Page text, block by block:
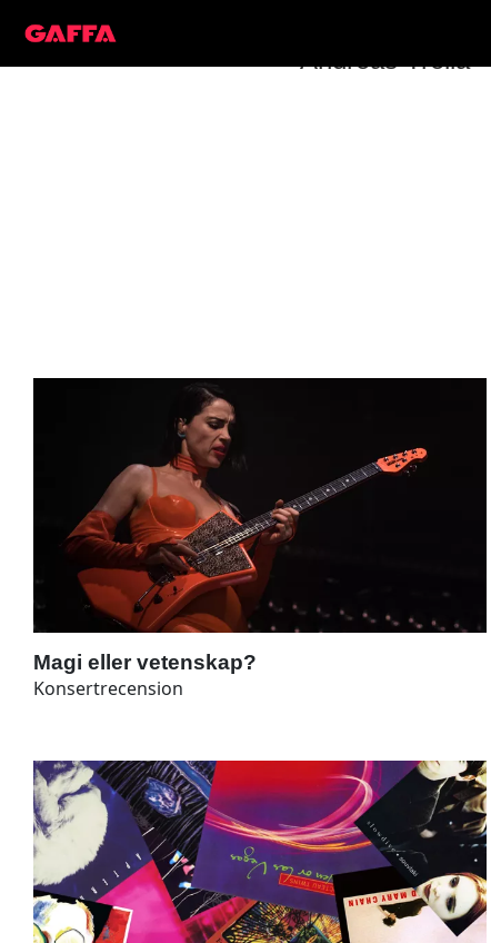
Andreas Trella
Magi eller vetenskap?
Konsertrecension